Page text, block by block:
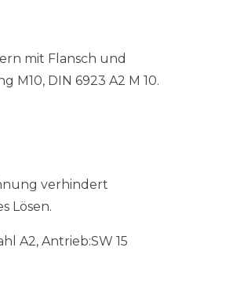
mit Flansch und
M10, DIN 6923 A2 M 10.
verhindert
Lösen.
A2, Antrieb:SW 15